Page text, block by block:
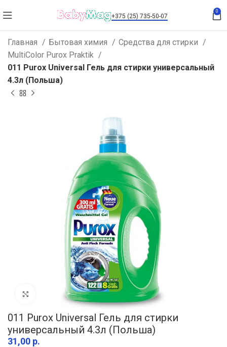
+375 (25) 735-50-07
0
Главная Бытовая химия
Средства для стирки
MultiColor Purox Praktik
011 Purox Universal Гель для стирки универсальный
4.3л (Польша)
Увеличить
011 Purox Universal Гель для стирки
универсальный 4.3л (Польша)
р.